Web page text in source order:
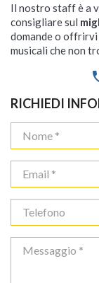
Il nostro staff è a
consigliare sul
domande o offrirvi
musicali che non
RICHIEDI